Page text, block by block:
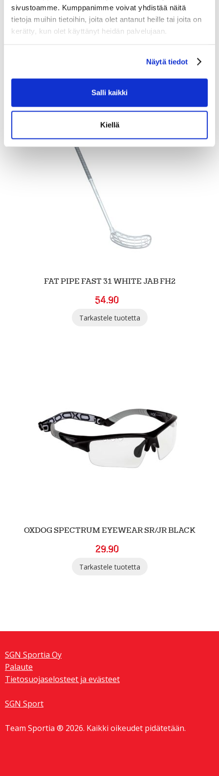
sivustoamme. Kumppanimme voivat yhdistää näitä
tietoja muihin tietoihin, joita olet antanut heille tai joita on
kerätty, kun olet käyttänyt heidän palvelujaan.
Näytä tiedot
Salli kaikki
Kiellä
PUMA CAGE BALL
FAT PIPE FAST 31 WHITE JAB FH2
54.90
Tarkastele tuotetta
OXDOG SPECTRUM EYEWEAR SR/JR BLACK
29.90
Tarkastele tuotetta
SGN Sportia Oy
Palaute
Tietosuojaselosteet ja evästeet
SGN Sport
Team Sportia ® 2026. Kaikki oikeudet pidätetään.